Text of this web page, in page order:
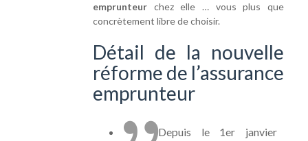
emprunteur chez elle … vous plus que
concrètement libre de choisir.
Détail de la nouvelle
réforme de l’assurance
emprunteur
Depuis le 1er janvier